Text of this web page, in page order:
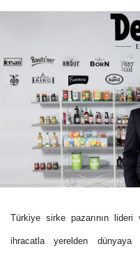
Türkiye sirke pazarının
ihracatla yerelden